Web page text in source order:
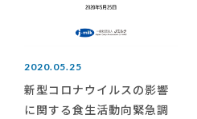
2020.05.25
新型コロナウイルスの影響
に関する食生活動向緊急調